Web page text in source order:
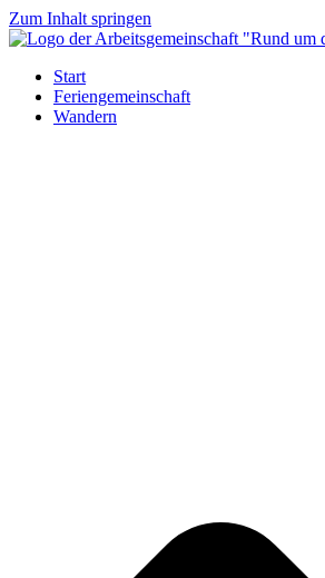
Zum Inhalt springen
Start
Feriengemeinschaft
Wandern